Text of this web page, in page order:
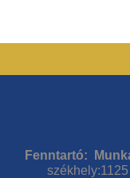
Fenntartó: